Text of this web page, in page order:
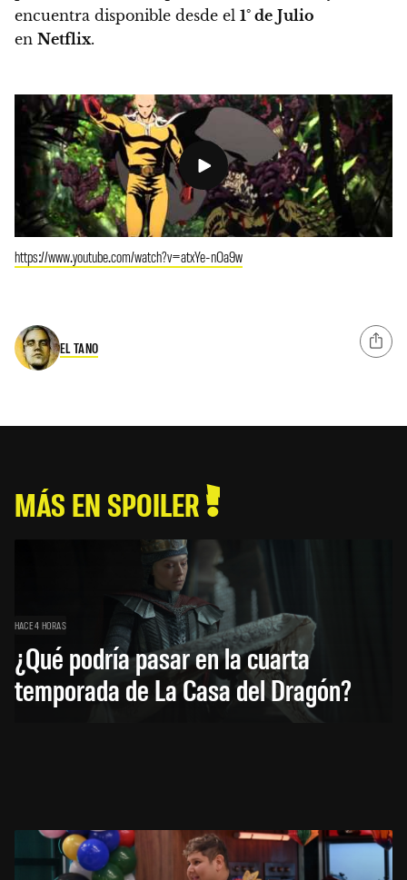
encuentra disponible desde el 1° de Julio
en Netflix.
https://www.youtube.com/watch?v=atxYe-nOa9w
EL TANO
MÁS EN SPOILER
HACE 4 HORAS
¿Qué podría pasar en la cuarta
temporada de La Casa del Dragón?